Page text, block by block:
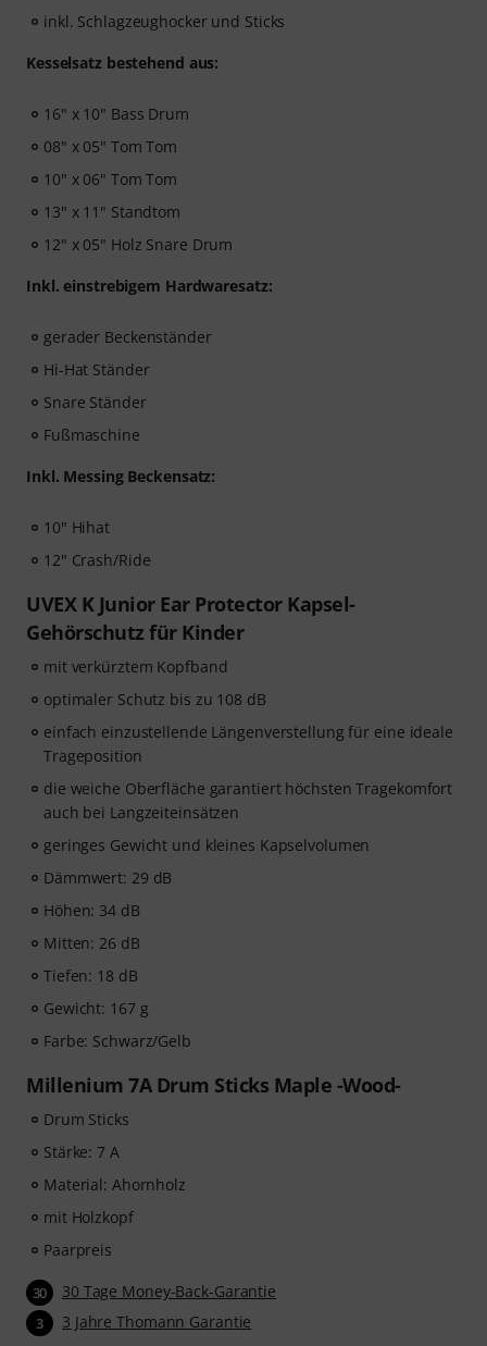
inkl. Schlagzeughocker und Sticks
Kesselsatz bestehend aus:
16" x 10" Bass Drum
08" x 05" Tom Tom
10" x 06" Tom Tom
13" x 11" Standtom
12" x 05" Holz Snare Drum
Inkl. einstrebigem Hardwaresatz:
gerader Beckenständer
Hi-Hat Ständer
Snare Ständer
Fußmaschine
Inkl. Messing Beckensatz:
10" Hihat
12" Crash/Ride
UVEX K Junior Ear Protector Kapsel-
Gehörschutz für Kinder
mit verkürztem Kopfband
optimaler Schutz bis zu 108 dB
einfach einzustellende Längenverstellung für eine ideale
Trageposition
die weiche Oberfläche garantiert höchsten Tragekomfort
auch bei Langzeiteinsätzen
geringes Gewicht und kleines Kapselvolumen
Dämmwert: 29 dB
Höhen: 34 dB
Mitten: 26 dB
Tiefen: 18 dB
Gewicht: 167 g
Farbe: Schwarz/Gelb
Millenium 7A Drum Sticks Maple -Wood-
Drum Sticks
Stärke: 7 A
Material: Ahornholz
mit Holzkopf
Paarpreis
30 30 Tage Money-Back-Garantie
3 3 Jahre Thomann Garantie